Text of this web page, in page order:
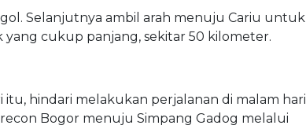
Selanjutnya ambil arah menuju Cariu untuk
yang cukup panjang, sekitar 50 kilometer.
hindari melakukan perjalanan di malam hari
Bogor menuju Simpang Gadog melalui